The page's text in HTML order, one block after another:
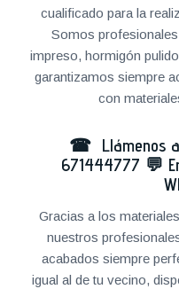
cualificado para la
Somos
impreso, hormigón
garantizamos siempre
con
☎ Llámenos al
671444777 💬
Gracias a los
nuestros
acabados siempre
igual al de tu vecino,